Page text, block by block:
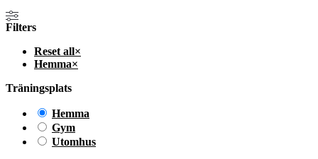
Filters
Reset all×
Hemma×
Träningsplats
Hemma
Gym
Utomhus